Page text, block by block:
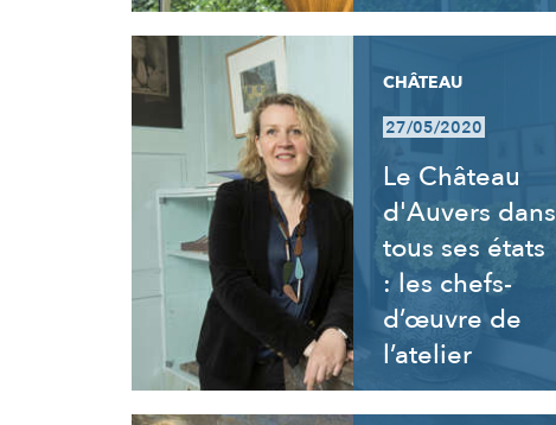
CHÂTEAU
27/05/2020
Le Château
d'Auvers dans
tous ses états
: les chefs-
d’œuvre de
l’atelier